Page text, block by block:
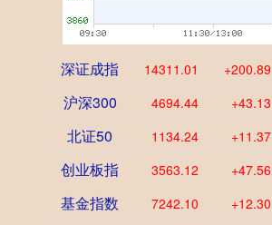
深证成指 14311.01 +200.89
沪深300 4694.44 +43.13
北证50 1134.24 +11.37
创业板指 3563.12 +47.56
基金指数 7242.10 +12.30